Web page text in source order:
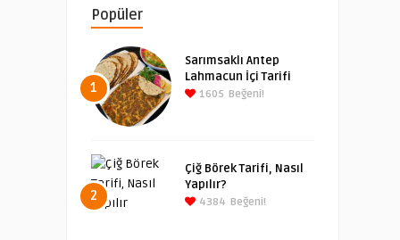
Popüler
1
Sarımsaklı Antep
Lahmacun İçi Tarifi
1605 Beğeni!
2
Çiğ Börek Tarifi, Nasıl
Yapılır?
4384 Beğeni!